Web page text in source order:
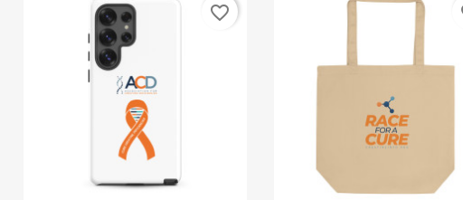
favorite_border